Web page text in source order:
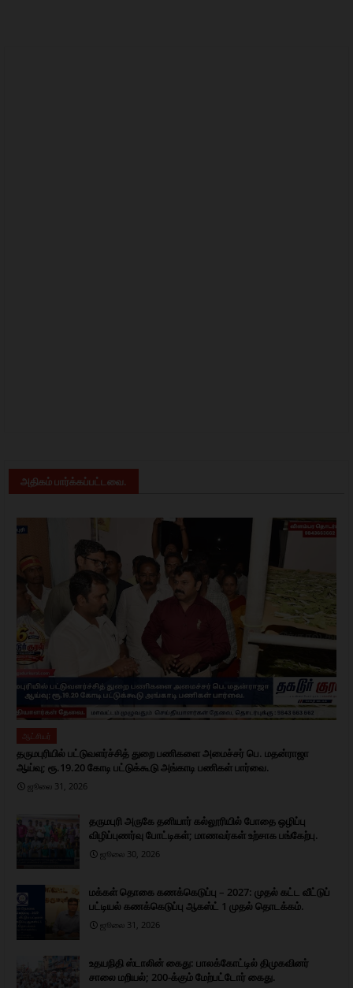
அதிகம் பார்க்கப்பட்டவை.
ஆட்சியர்
தருமபுரியில் பட்டுவளர்ச்சித் துறை பணிகளை அமைச்சர் பெ. மதன்ராஜா
ஆய்வு; ரூ.19.20 கோடி பட்டுக்கூடு அங்காடி பணிகள் பார்வை.
ஜூலை 31, 2026
தருமபுரி அருகே தனியார் கல்லூரியில் போதை ஒழிப்பு
விழிப்புணர்வு போட்டிகள்; மாணவர்கள் உற்சாக பங்கேற்பு.
ஜூலை 30, 2026
மக்கள் தொகை கணக்கெடுப்பு – 2027: முதல் கட்ட வீட்டுப்
பட்டியல் கணக்கெடுப்பு ஆகஸ்ட் 1 முதல் தொடக்கம்.
ஜூலை 31, 2026
உதயநிதி ஸ்டாலின் கைது: பாலக்கோட்டில் திமுகவினர்
சாலை மறியல்; 200-க்கும் மேற்பட்டோர் கைது.